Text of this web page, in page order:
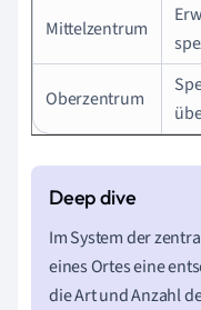
Mittelzentrum
Oberzentrum
Im System der
eines Ortes eine
die Art und Anzahl